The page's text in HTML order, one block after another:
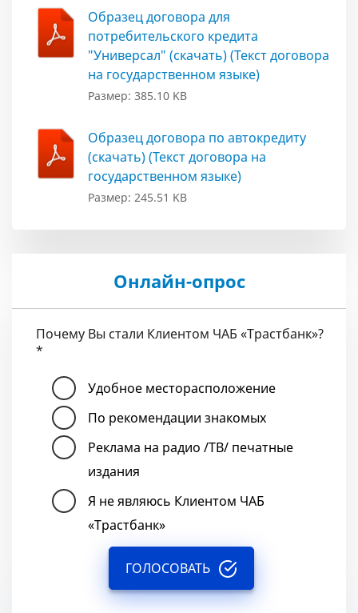
Образец договора для
потребительского кредита
"Универсал" (скачать) (Текст договора
на государственном языке)
Размер: 385.10 KB
Образец договора по автокредиту
(скачать) (Текст договора на
государственном языке)
Размер: 245.51 KB
Онлайн-опрос
Почему Вы стали Клиентом ЧАБ «Трастбанк»?
*
Удобное месторасположение
По рекомендации знакомых
Реклама на радио /ТВ/ печатные
издания
Я не являюсь Клиентом ЧАБ
«Трастбанк»
ГОЛОСОВАТЬ